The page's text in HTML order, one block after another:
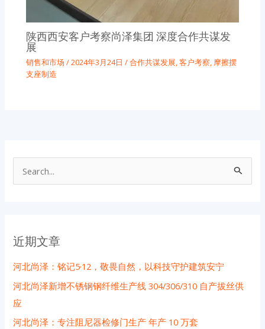
陕西西安客户考察尚泽集团 深度合作共谋发
展
销售和市场 /2024年3月24日/合作共谋发展 ,客户考察 摩擦摆
支座制造
近期文章
河北尚泽：铭记5·12，敬畏自然，以科技守护建筑安宁
河北尚泽新增不锈钢钢纤维生产线 304/306/310 自产拔丝供
应
河北尚泽：专注阻尼器检修门生产 年产 10 万套